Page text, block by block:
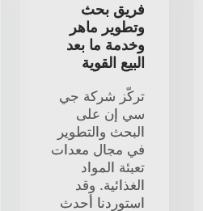
فريق بحث
وتطوير ماهر
وخدمة ما بعد
البيع القوية
تركّز شركة جي
سي إن على
البحث والتطوير
في مجال معدات
تعبئة المواد
الغذائية. وقد
استوردنا أحدث